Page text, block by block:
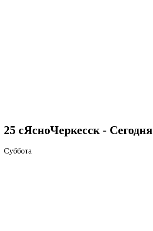
25 cЯсноЧеркесск - Сегодня
Суббота